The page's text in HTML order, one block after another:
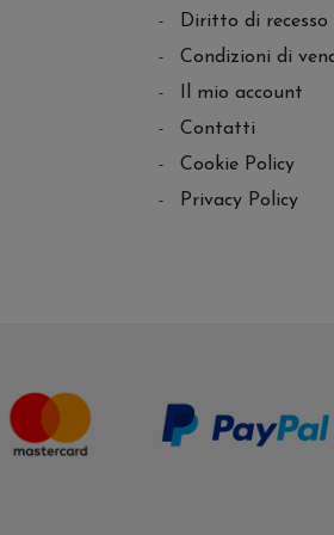
Diritto di recesso
Condizioni di
Il mio account
Contatti
Cookie Policy
Privacy Policy